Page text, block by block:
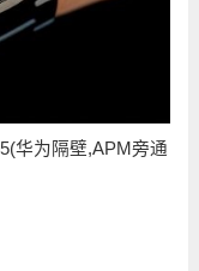
华为隔壁,APM旁通